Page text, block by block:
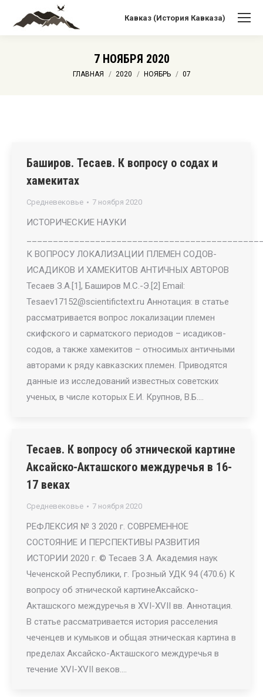
Кавказ (История Кавказа)
7 НОЯБРЯ 2020
Вы здесь:
ГЛАВНАЯ 2020 НОЯБРЬ 07
Баширов. Тесаев. К вопросу о содах и
хамекитах
Средневековье 7 ноября 2020
ИСТОРИЧЕСКИЕ НАУКИ
К ВОПРОСУ ЛОКАЛИЗАЦИИ ПЛЕМЕН СОДОВ-
ИСАДИКОВ И ХАМЕКИТОВ АНТИЧНЫХ АВТОРОВ
Тесаев З.А.[1], Баширов М.С.-Э.[2] Email:
Tesaev17152@scientifictext.ru Аннотация: в статье
рассматривается вопрос локализации племен
скифского и сарматского периодов – исадиков-
содов, а также хамекитов – относимых античными
авторами к ряду кавказских племен. Приводятся
данные из исследований известных советских
ученых, в числе которых Е.И. Крупнов, В.Б.…
Тесаев. К вопросу об этнической картине
Аксайско-Акташского междуречья в 16-
17 веках
Средневековье 7 ноября 2020
РЕФЛЕКСИЯ № 3 2020 г. СОВРЕМЕННОЕ
СОСТОЯНИЕ И ПЕРСПЕКТИВЫ РАЗВИТИЯ
ИСТОРИИ 2020 г. © Тесаев З.А. Академия наук
Чеченской Республики, г. Грозный УДК 94 (470.6) К
вопросу об этнической картинеАксайско-
Акташского междуречья в XVI-XVII вв. Аннотация.
В статье рассматривается история расселения
чеченцев и кумыков и общая этническая картина в
пределах Аксайско-Акташского междуречья в
течение XVI-XVII веков.…